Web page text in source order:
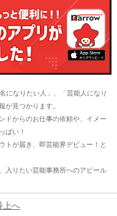
になりたい人」、「芸能人になり
が見つかります。
ドからのお仕事の依頼や、イメー
ぱい！
トが届き、即芸能界デビュー！と
入りたい芸能事務所へのアピール
上へ